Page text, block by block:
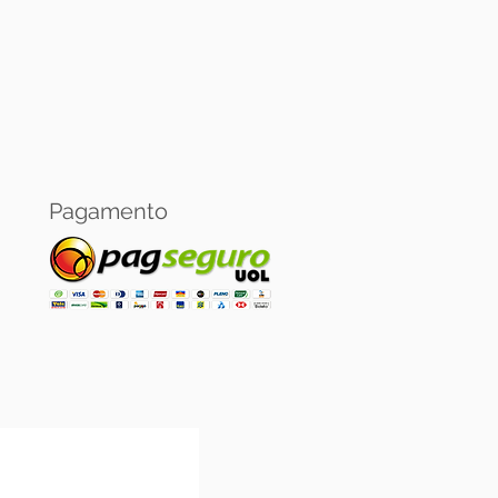
Pagamento